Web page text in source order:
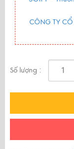
CÔNG TY CỔ
Số lượng :